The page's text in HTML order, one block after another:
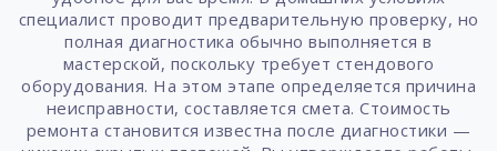
специалист проводит предварительную проверку, но
полная диагностика обычно выполняется в
мастерской, поскольку требует стендового
оборудования. На этом этапе определяется причина
неисправности, составляется смета. Стоимость
ремонта становится известна после диагностики —